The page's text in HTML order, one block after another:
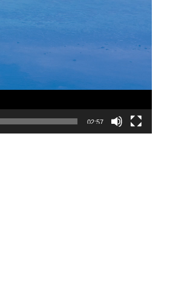
02:57